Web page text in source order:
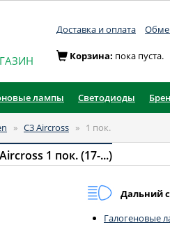
Доставка и оплата
Корзина: пока пуста.
лампы Светодиоды
» C3 Aircross » 1 пок.
1 пок. (17-...)
Дальний
Галогеновые